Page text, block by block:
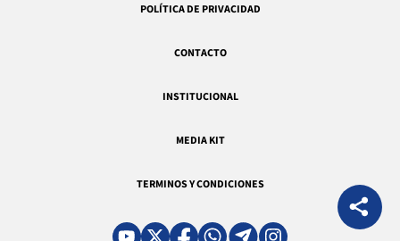
POLÍTICA DE PRIVACIDAD
CONTACTO
INSTITUCIONAL
MEDIA KIT
TERMINOS Y CONDICIONES